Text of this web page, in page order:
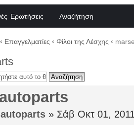
Ερωτήσεις Αναζήτηση
‹ Επαγγελματίες ‹ Φίλοι της Λέσχης ‹
» Σάβ Οκτ 01,